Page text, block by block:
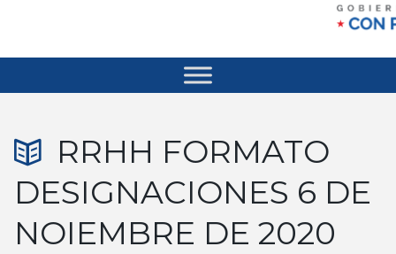
RRHH FORMATO
DESIGNACIONES 6 DE
NOIEMBRE DE 2020